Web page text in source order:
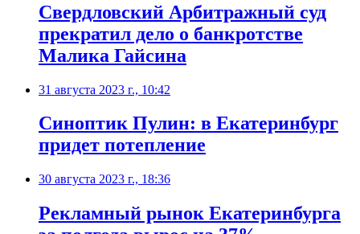
Свердловский Арбитражный суд
прекратил дело о банкротстве
Малика Гайсина
31 августа 2023 г., 10:42
Синоптик Пулин: в Екатеринбург
придет потепление
30 августа 2023 г., 18:36
Рекламный рынок Екатеринбурга